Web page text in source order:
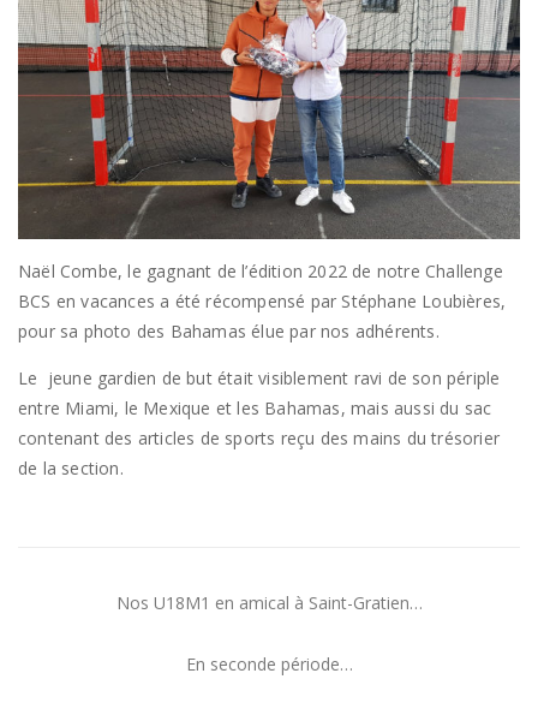
Naël Combe, le gagnant de l’édition 2022 de notre Challenge
BCS en vacances a été récompensé par Stéphane Loubières,
pour sa photo des Bahamas élue par nos adhérents.
Le jeune gardien de but était visiblement ravi de son périple
entre Miami, le Mexique et les Bahamas, mais aussi du sac
contenant des articles de sports reçu des mains du trésorier
de la section.
Nos U18M1 en amical à Saint-Gratien…
En seconde période…